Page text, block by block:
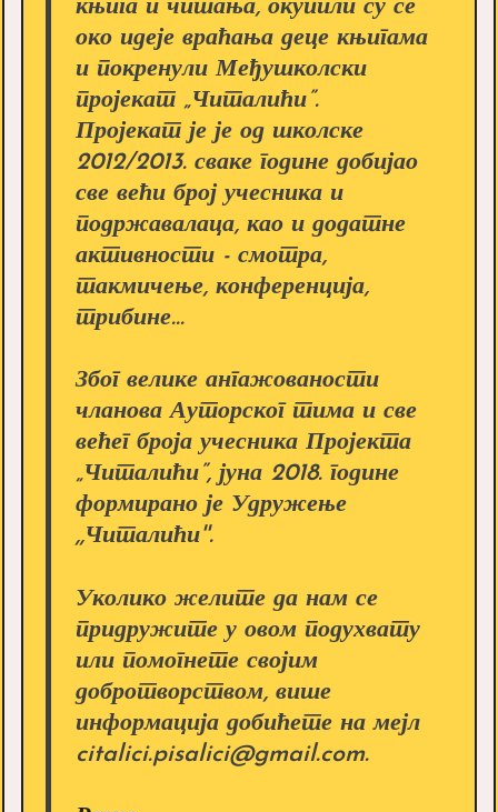
књига и читања, окупили су се
око идеје враћања деце књигама
и покренули Међушколски
пројекат „Читалићи”.
Пројекат је је од школске
2012/2013. сваке године добијао
све већи број учесника и
подржавалаца, као и додатне
активности - смотра,
такмичење, конференција,
трибине...
Због велике ангажованости
чланова Ауторског тима и све
већег броја учесника Пројекта
„Читалићи”, јуна 2018. године
формирано је Удружење
,,Читалићи''.
Уколико желите да нам се
придружите у овом подухвату
или помогнете својим
добротворством, више
информација добићете на мејл
citalici.pisalici@gmail.com.